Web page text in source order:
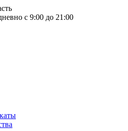
с 9:00 до 21:00